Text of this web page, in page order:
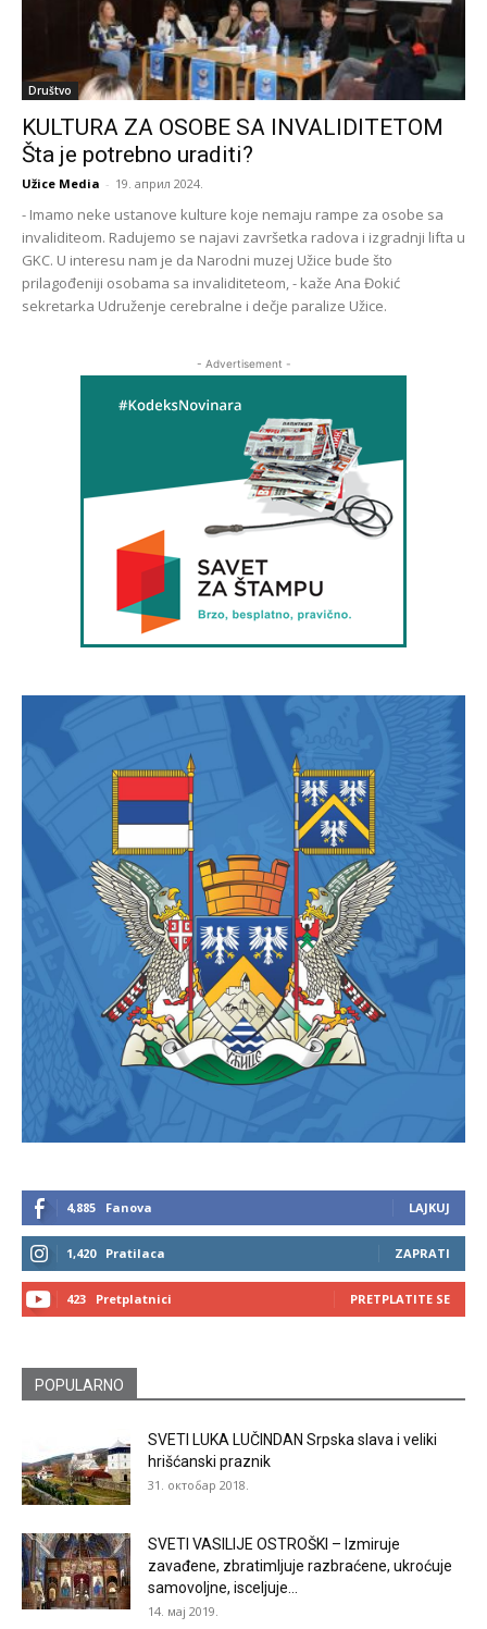
Društvo
KULTURA ZA OSOBE SA INVALIDITETOM
Šta je potrebno uraditi?
Užice Media - 19. април 2024.
- Imamo neke ustanove kulture koje nemaju rampe za osobe sa
invaliditeom. Radujemo se najavi završetka radova i izgradnji lifta u
GKC. U interesu nam je da Narodni muzej Užice bude što
prilagođeniji osobama sa invaliditeteom, - kaže Ana Đokić
sekretarka Udruženje cerebralne i dečje paralize Užice.
- Advertisement -
4,885 Fanova LAJKUJ
1,420 Pratilaca ZAPRATI
423 Pretplatnici PRETPLATITE SE
POPULARNO
SVETI LUKA LUČINDAN Srpska slava i veliki
hrišćanski praznik
31. октобар 2018.
SVETI VASILIJE OSTROŠKI – Izmiruje
zavađene, zbratimljuje razbraćene, ukroćuje
samovoljne, isceljuje...
14. мај 2019.